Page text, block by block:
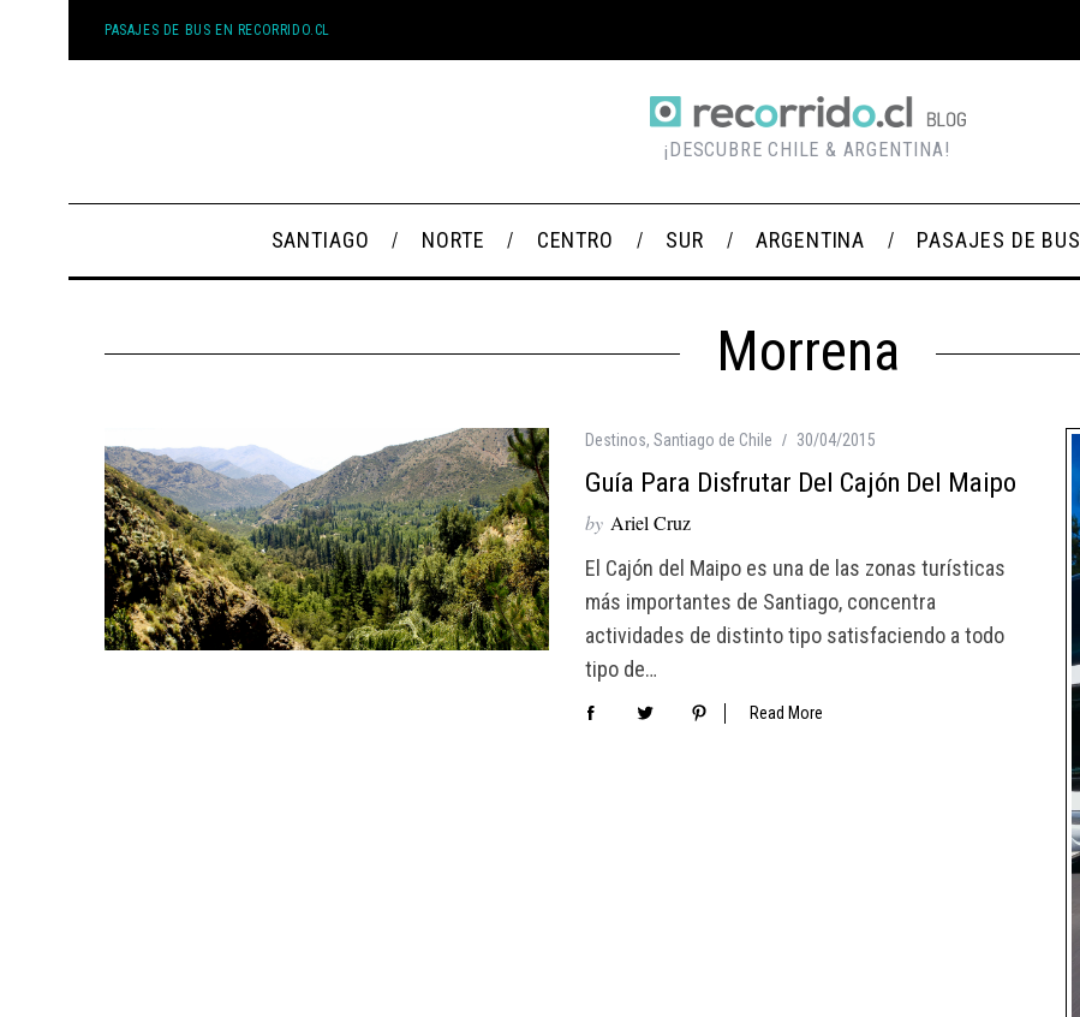
PASAJES DE BUS EN RECORRIDO.CL
¡DESCUBRE CHILE & ARGENTINA!
SANTIAGO NORTE CENTRO SUR ARGENTINA PASAJES DE BUS
Morrena
Destinos, Santiago de Chile 30/04/2015
Guía Para Disfrutar Del Cajón Del Maipo
by Ariel Cruz
El Cajón del Maipo es una de las zonas turísticas
más importantes de Santiago, concentra
actividades de distinto tipo satisfaciendo a todo
tipo de…
Read More